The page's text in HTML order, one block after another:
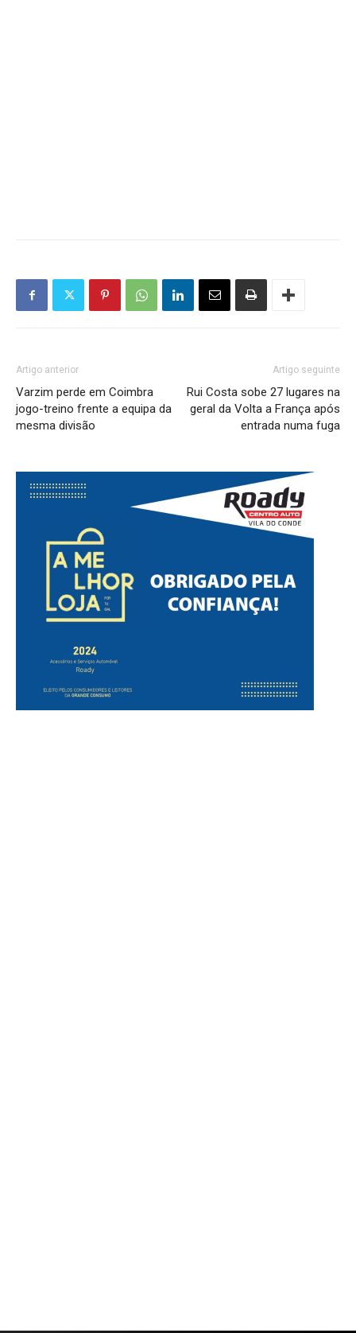
Artigo anterior
Varzim perde em Coimbra
jogo-treino frente a equipa da
mesma divisão
Artigo seguinte
Rui Costa sobe 27 lugares na
geral da Volta a França após
entrada numa fuga